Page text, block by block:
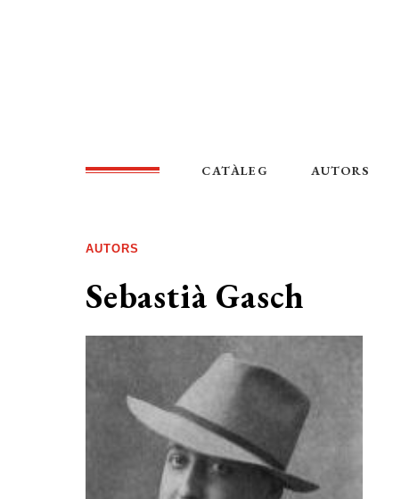
CATÀLEG AUTORS
AUTORS
Sebastià Gasch